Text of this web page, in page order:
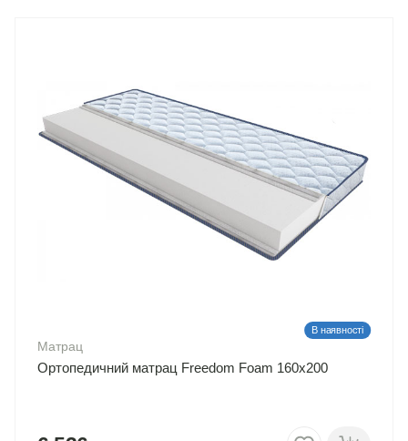
В наявності
Матрац
Ортопедичний матрац Freedom Foam 160х200